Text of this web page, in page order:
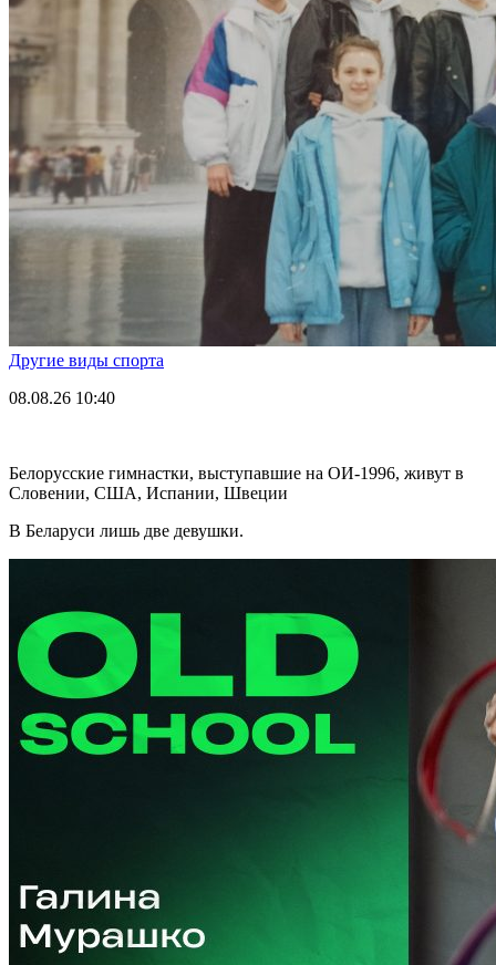
Другие виды спорта
08.08.26 10:40
Белорусские гимнастки, выступавшие на ОИ-1996, живут в
Словении, США, Испании, Швеции
В Беларуси лишь две девушки.